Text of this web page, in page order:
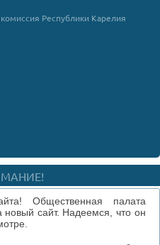
Республики Карелия
Общественная палата
новый сайт. Надеемся, что он